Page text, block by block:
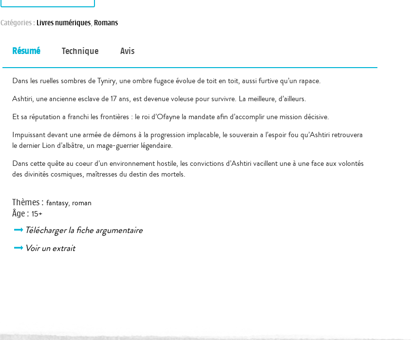
Catégories : Livres numériques, Romans
Résumé Technique Avis
Dans les ruelles sombres de Tyniry, une ombre fugace évolue de toit en toit, aussi furtive qu’un rapace.
Ashtiri, une ancienne esclave de 17 ans, est devenue voleuse pour survivre. La meilleure, d’ailleurs.
Et sa réputation a franchi les frontières : le roi d’Ofayne la mandate afin d’accomplir une mission décisive.
Impuissant devant une armée de démons à la progression implacable, le souverain a l’espoir fou qu’Ashtiri retrouvera
le dernier Lion d’albâtre, un mage-guerrier légendaire.
Dans cette quête au coeur d’un environnement hostile, les convictions d’Ashtiri vacillent une à une face aux volontés
des divinités cosmiques, maîtresses du destin des mortels.
Thèmes: fantasy, roman
Âge: 15+
Télécharger la fiche argumentaire
Voir un extrait